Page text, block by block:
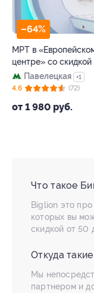
–64%
МРТ в
центре» со скидкой
Павелецкая
+1
от 1 980 руб.
4.6 (72)
Что такое
Biglion это
которых вы
скидкой от 50
Откуда
Мы
партнером и